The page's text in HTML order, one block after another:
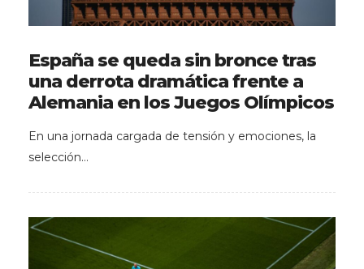
España se queda sin bronce tras
una derrota dramática frente a
Alemania en los Juegos Olímpicos
En una jornada cargada de tensión y emociones, la
selección…